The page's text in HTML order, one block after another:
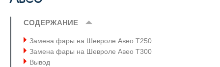
СОДЕРЖАНИЕ
Замена фары на Шевроле Авео Т250
Замена фары на Шевроле Авео Т300
Вывод